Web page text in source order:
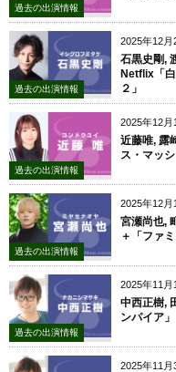
過去の出演情報
2025年12月
過去の出演情報
石黒史剛,
Netflix「
２」
2025年12月
過去の出演情報
近藤唯, 露
ス・マッ
2025年12月
過去の出演情報
宮瀬尚也,
＋「ファ
2025年11月
過去の出演情報
中西正樹,
ンパイア」
2025年11月